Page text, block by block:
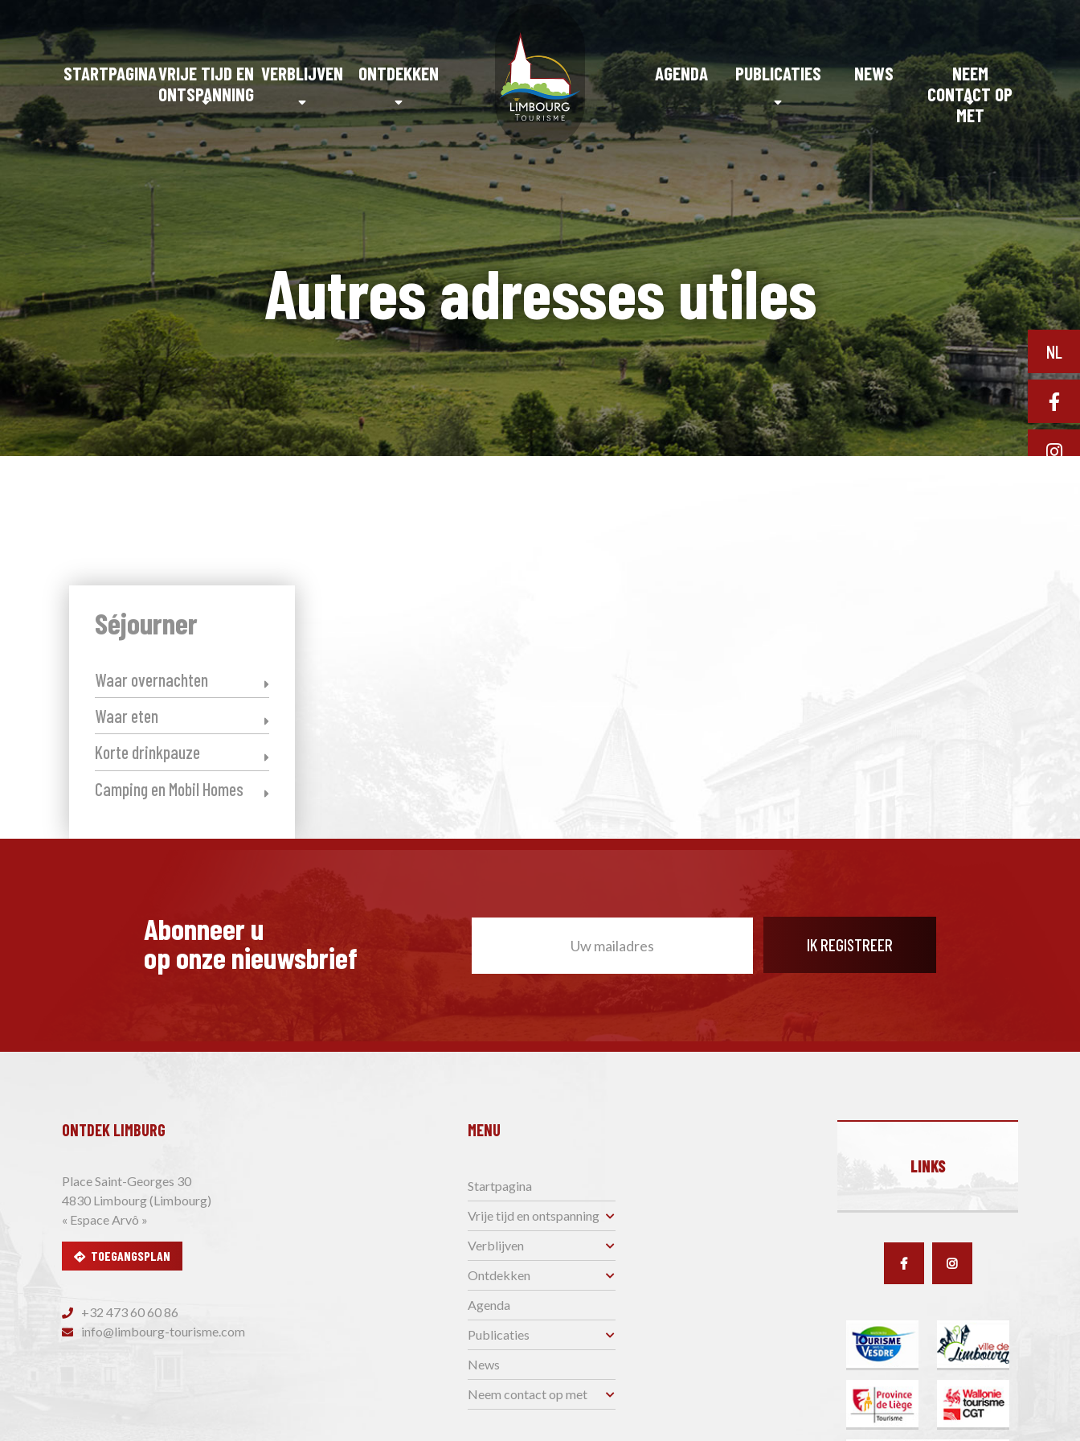
STARTPAGINAVRIJE TIJD EN
ONTSPANNING
VERBLIJVEN ONTDEKKEN AGENDA PUBLICATIES NEWS
NEEM
CONTACT OP
MET
NL
Autres adresses utiles
Séjourner
Waar overnachten
Waar eten
Korte drinkpauze
Camping en Mobil Homes
Abonneer u
op onze nieuwsbrief
ONTDEK LIMBURG
Place Saint-Georges 30
4830 Limbourg (Limbourg)
« Espace Arvô »
TOEGANGSPLAN
+32 473 60 60 86
info@limbourg-tourisme.com
MENU
Startpagina
Vrije tijd en ontspanning
Verblijven
Ontdekken
Agenda
Publicaties
News
Neem contact op met
LINKS